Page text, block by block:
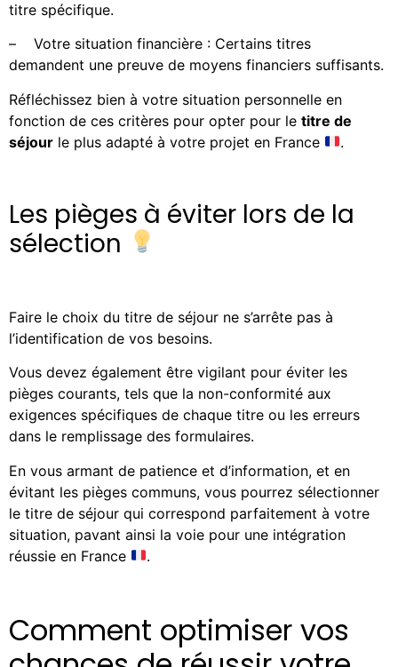
titre spécifique.
–
Votre situation financière : Certains titres
demandent une preuve de moyens financiers suffisants.
Réfléchissez bien à votre situation personnelle en
fonction de ces critères pour opter pour le titre de
séjour le plus adapté à votre projet en France .
Les pièges à éviter lors de la
sélection
Faire le choix du titre de séjour ne s’arrête pas à
l’identification de vos besoins.
Vous devez également être vigilant pour éviter les
pièges courants, tels que la non-conformité aux
exigences spécifiques de chaque titre ou les erreurs
dans le remplissage des formulaires.
En vous armant de patience et d’information, et en
évitant les pièges communs, vous pourrez sélectionner
le titre de séjour qui correspond parfaitement à votre
situation, pavant ainsi la voie pour une intégration
réussie en France
.
Comment optimiser vos